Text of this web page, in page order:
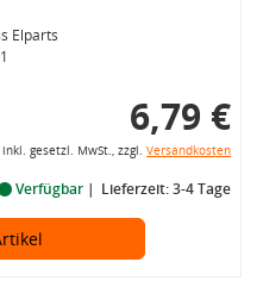
Elparts
6,79 €
inkl. gesetzl. MwSt., zzgl. Versandkosten
Verfügbar Lieferzeit: 3-4 Tage